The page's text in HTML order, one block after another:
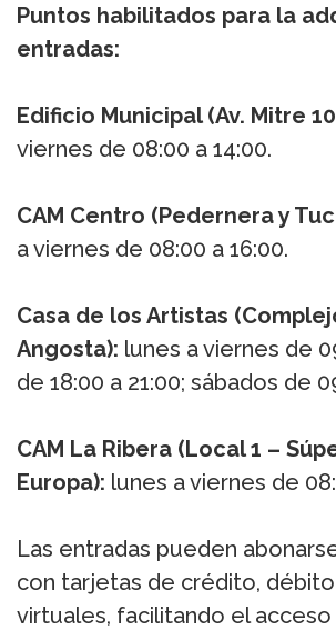
Puntos habilitados para la
entradas:
Edificio Municipal (Av. Mitre
viernes de 08:00 a 14:00.
CAM Centro (Pedernera y
a viernes de 08:00 a 16:00.
Casa de los Artistas
Angosta): lunes a viernes de
de 18:00 a 21:00; sábados de
CAM La Ribera (Local 1 –
Europa): lunes a viernes de
Las entradas pueden
con tarjetas de crédito,
virtuales, facilitando el